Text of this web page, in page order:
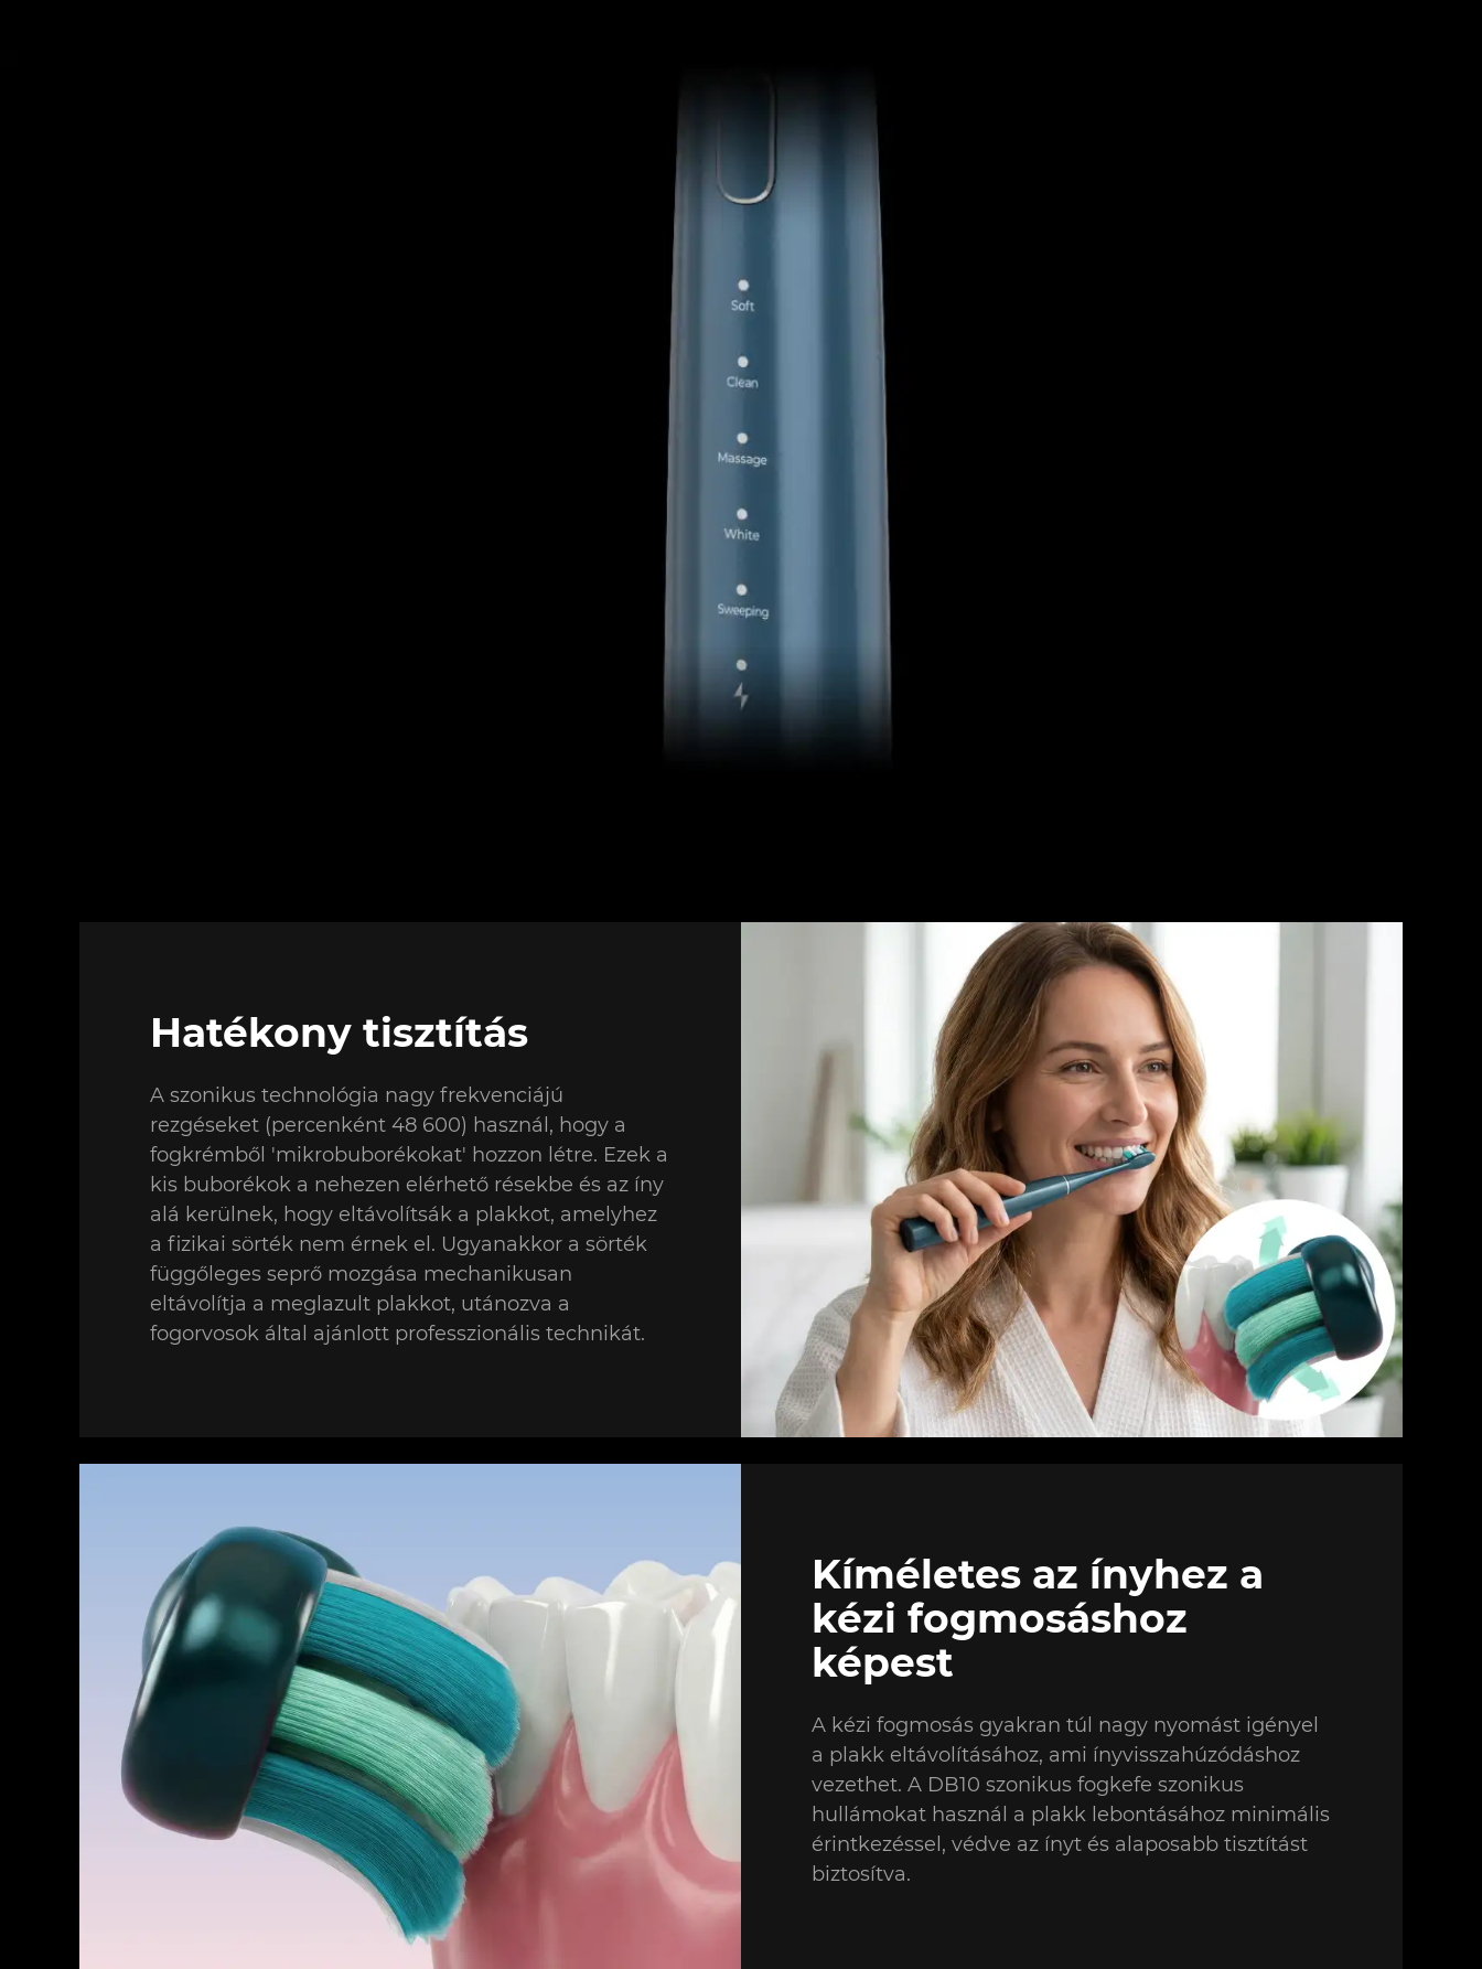
Hatékony tisztítás
A szonikus technológia nagy frekvenciájú
rezgéseket (percenként 48 600) használ, hogy a
fogkrémből 'mikrobuborékokat' hozzon létre. Ezek a
kis buborékok a nehezen elérhető résekbe és az íny
alá kerülnek, hogy eltávolítsák a plakkot, amelyhez
a fizikai sörték nem érnek el. Ugyanakkor a sörték
függőleges seprő mozgása mechanikusan
eltávolítja a meglazult plakkot, utánozva a
fogorvosok által ajánlott professzionális technikát.
Kíméletes az ínyhez a
kézi fogmosáshoz
képest
A kézi fogmosás gyakran túl nagy nyomást igényel
a plakk eltávolításához, ami ínyvisszahúzódáshoz
vezethet. A DB10 szonikus fogkefe szonikus
hullámokat használ a plakk lebontásához minimális
érintkezéssel, védve az ínyt és alaposabb tisztítást
biztosítva.